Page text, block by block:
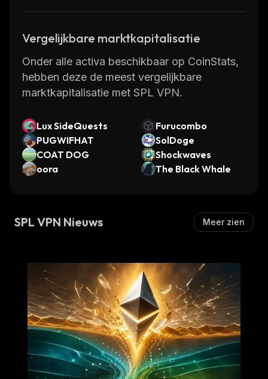
Vergelijkbare marktkapitalisatie
Onder alle activa beschikbaar op CoinStats,
hebben deze de meest vergelijkbare
marktkapitalisatie met SPL VPN.
Lux SideQuests
Furucombo
PUGWIFHAT
SolDoge
COAT DOG
Shockwaves
oora
The Black Whale
SPL VPN Nieuws Meer zien